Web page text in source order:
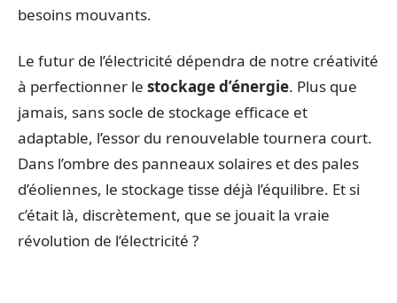
besoins mouvants.
Le futur de l’électricité dépendra de notre créativité
à perfectionner le stockage d’énergie. Plus que
jamais, sans socle de stockage efficace et
adaptable, l’essor du renouvelable tournera court.
Dans l’ombre des panneaux solaires et des pales
d’éoliennes, le stockage tisse déjà l’équilibre. Et si
c’était là, discrètement, que se jouait la vraie
révolution de l’électricité ?